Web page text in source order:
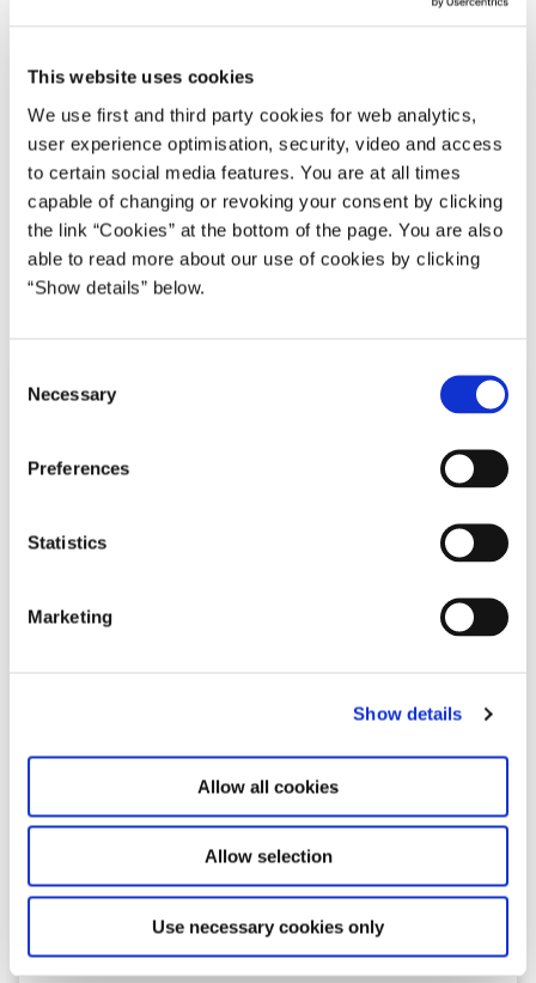
This website uses cookies
We use first and third party cookies for web analytics,
user experience optimisation, security, video and access
to certain social media features. You are at all times
capable of changing or revoking your consent by clicking
the link “Cookies” at the bottom of the page. You are also
able to read more about our use of cookies by clicking
“Show details” below.
Necessary
Preferences
Statistics
Marketing
Show details
Allow all cookies
Allow selection
Use necessary cookies only
bæredygtigt design af plastikemballage, reduktion af
forbruget af kildevand på flaske samt styrket viden om
mikroplast. Aftalen fastlægger også, at parterne løbende
skal drøfte reduktion af plastikforurening, mere
genanvendelse og cirkulær økonomi.
LÆS MERE PÅ MILJØ- OG
FØDEVAREMINISTERIETS HJEMMESIDE